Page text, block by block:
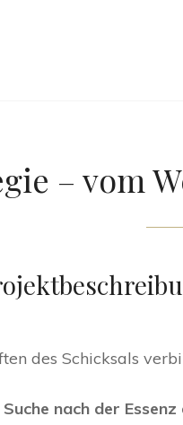
– vom
des Schicksals
Suche nach der